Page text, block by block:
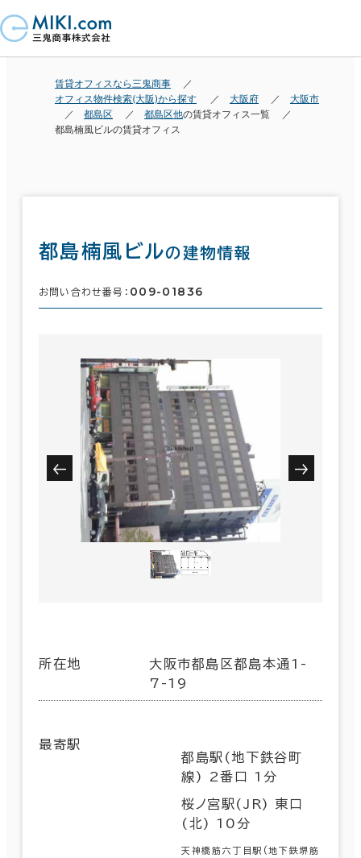
賃貸オフィスなら三鬼商事
オフィス物件検索(大阪)から探す
大阪府
大阪市
都島区
都島区他の賃貸オフィス一覧
都島楠風ビルの賃貸オフィス
都島楠風ビルの建物情報
お問い合わせ番号： 009-01836
所在地
大阪市都島区都島本通1-
7-19
最寄駅
都島駅(地下鉄谷町
線) 2番口 1分
桜ノ宮駅(JR) 東口
(北) 10分
天神橋筋六丁目駅(地下鉄堺筋